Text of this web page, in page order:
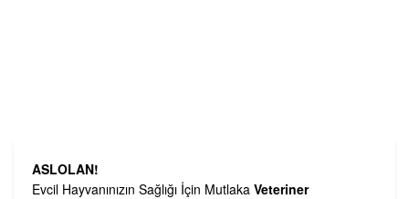
ASLOLAN!
Evcil Hayvanınızın Sağlığı İçin Mutlaka Veteriner